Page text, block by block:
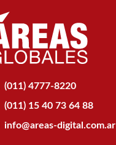
(011) 4777-8220
(011) 15 40 73 64 88
info@areas-digital.com.ar